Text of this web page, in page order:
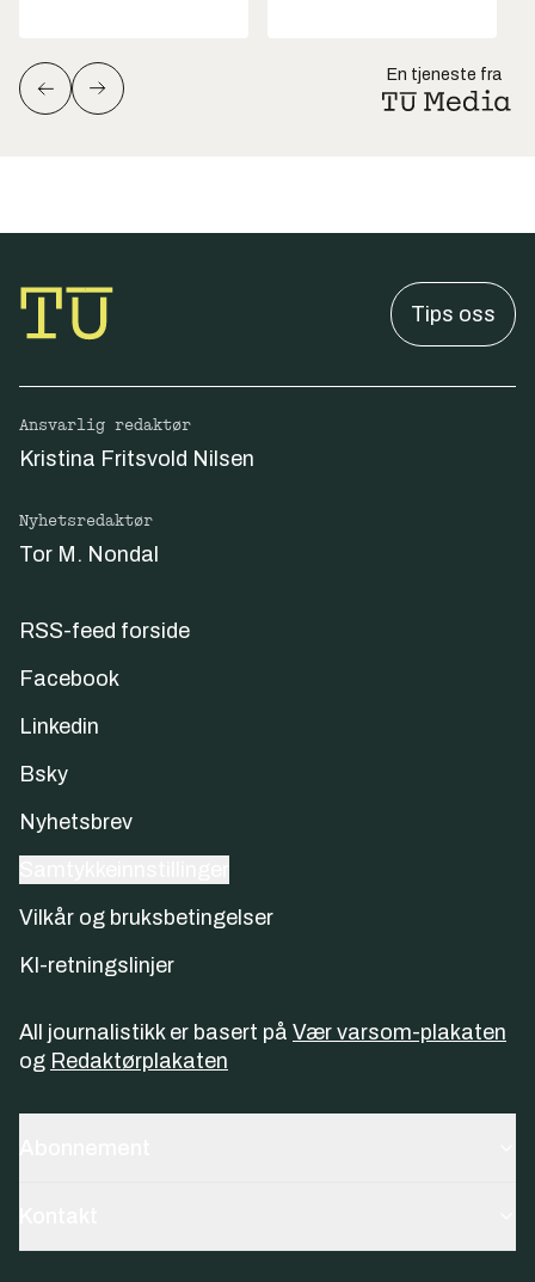
En tjeneste fra
Tips oss
Ansvarlig redaktør
Kristina Fritsvold Nilsen
Nyhetsredaktør
Tor M. Nondal
RSS-feed forside
Facebook
Linkedin
Bsky
Nyhetsbrev
Vilkår og bruksbetingelser
KI-retningslinjer
All journalistikk er basert på Vær varsom-plakaten
og Redaktørplakaten